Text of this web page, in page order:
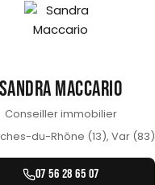
SANDRA MACCARIO
Conseiller immobilier
du-Rhône (13), Var (83)
07 56 28 65 07